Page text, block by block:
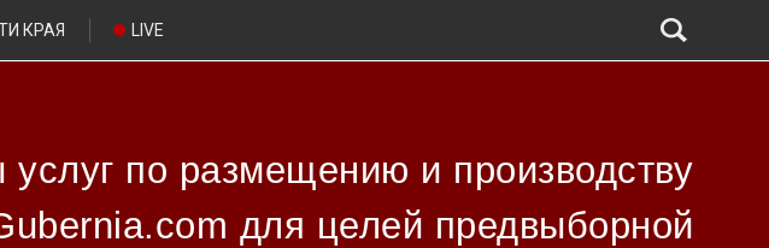
КРАЯ LIVE
по размещению и производству
для целей предвыборной